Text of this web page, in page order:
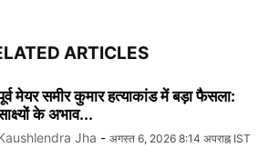
ARTICLES
मेयर समीर कुमार हत्याकांड में बड़ा फैसला:
के अभाव...
Jha - अगस्त 6, 2026 8:14 अपराह्न IST